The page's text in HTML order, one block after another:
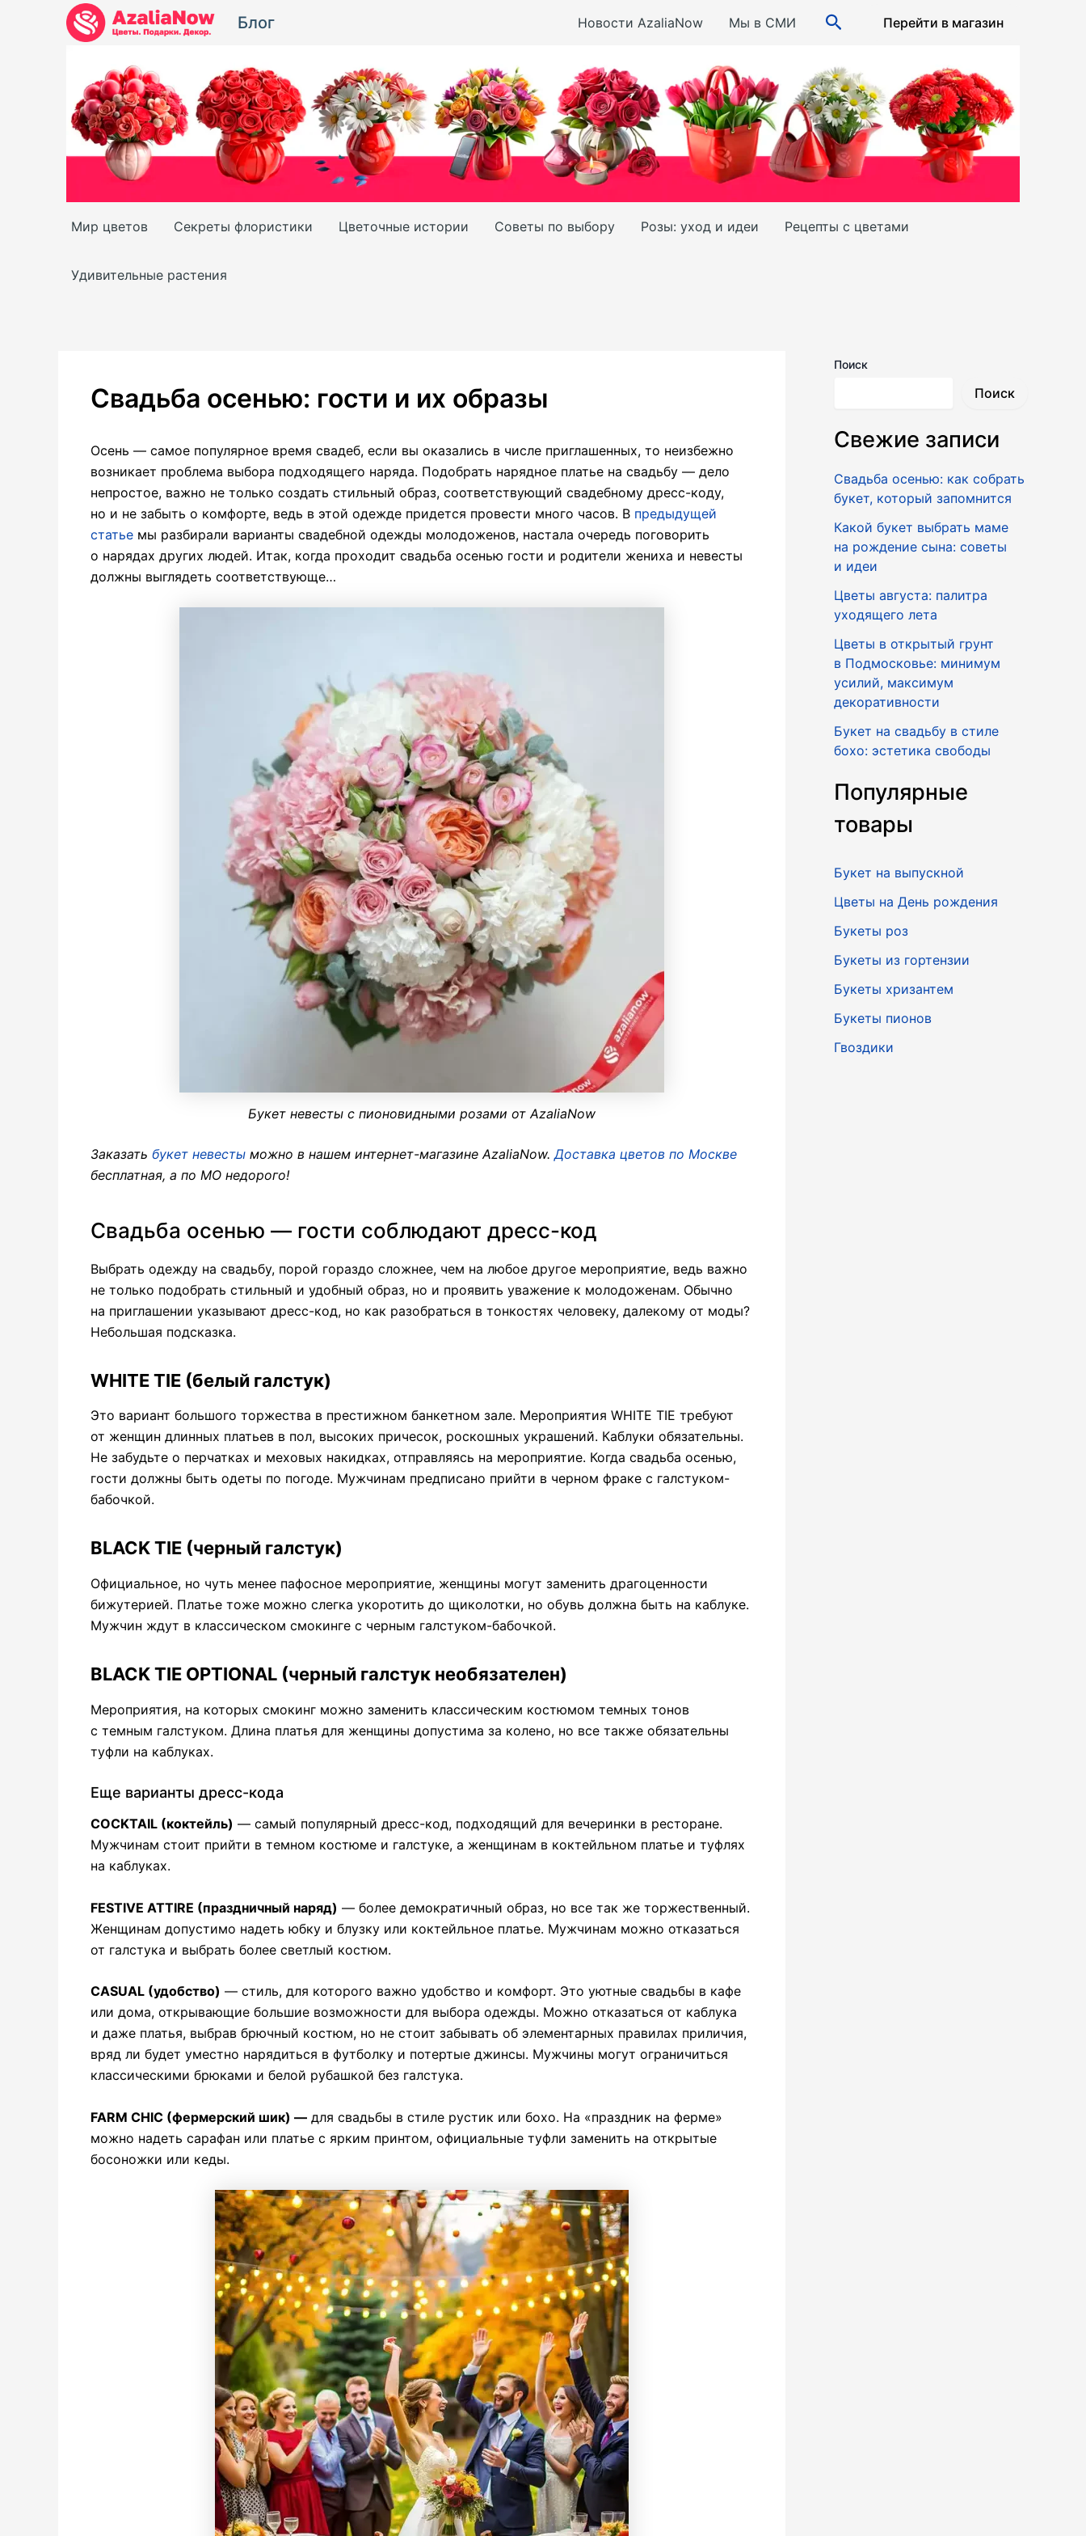
Блог Новости AzaliaNow Мы в СМИ Поиск Перейти в магазин
Мир цветов Секреты флористики Цветочные истории Советы по выбору Розы: уход и идеи Рецепты с цветами
Удивительные растения
Свадьба осенью: гости и их образы
Осень — самое популярное время свадеб, если вы оказались в числе приглашенных, то неизбежно
возникает проблема выбора подходящего наряда. Подобрать нарядное платье на свадьбу — дело
непростое, важно не только создать стильный образ, соответствующий свадебному дресс-коду,
но и не забыть о комфорте, ведь в этой одежде придется провести много часов. В предыдущей
статье мы разбирали варианты свадебной одежды молодоженов, настала очередь поговорить
о нарядах других людей. Итак, когда проходит свадьба осенью гости и родители жениха и невесты
должны выглядеть соответствующе…
Букет невесты с пионовидными розами от AzaliaNow
Заказать букет невесты можно в нашем интернет-магазине AzaliaNow.Доставка цветов по Москве
бесплатная, а по МО недорого!
Свадьба осенью — гости соблюдают дресс-код
Выбрать одежду на свадьбу, порой гораздо сложнее, чем на любое другое мероприятие, ведь важно
не только подобрать стильный и удобный образ, но и проявить уважение к молодоженам. Обычно
на приглашении указывают дресс-код, но как разобраться в тонкостях человеку, далекому от моды?
Небольшая подсказка.
WHITE TIE (белый галстук)
Это вариант большого торжества в престижном банкетном зале. Мероприятия WHITE TIE требуют
от женщин длинных платьев в пол, высоких причесок, роскошных украшений. Каблуки обязательны.
Не забудьте о перчатках и меховых накидках, отправляясь на мероприятие. Когда свадьба осенью,
гости должны быть одеты по погоде. Мужчинам предписано прийти в черном фраке с галстуком-
бабочкой.
BLACK TIE (черный галстук)
Официальное, но чуть менее пафосное мероприятие, женщины могут заменить драгоценности
бижутерией. Платье тоже можно слегка укоротить до щиколотки, но обувь должна быть на каблуке.
Мужчин ждут в классическом смокинге с черным галстуком-бабочкой.
BLACK TIE OPTIONAL (черный галстук необязателен)
Мероприятия, на которых смокинг можно заменить классическим костюмом темных тонов
с темным галстуком. Длина платья для женщины допустима за колено, но все также обязательны
туфли на каблуках.
Еще варианты дресс-кода
COCKTAIL (коктейль) — самый популярный дресс-код, подходящий для вечеринки в ресторане.
Мужчинам стоит прийти в темном костюме и галстуке, а женщинам в коктейльном платье и туфлях
на каблуках.
FESTIVE ATTIRE (праздничный наряд) — более демократичный образ, но все так же торжественный.
Женщинам допустимо надеть юбку и блузку или коктейльное платье. Мужчинам можно отказаться
от галстука и выбрать более светлый костюм.
CASUAL (удобство) — стиль, для которого важно удобство и комфорт. Это уютные свадьбы в кафе
или дома, открывающие большие возможности для выбора одежды. Можно отказаться от каблука
и даже платья, выбрав брючный костюм, но не стоит забывать об элементарных правилах приличия,
вряд ли будет уместно нарядиться в футболку и потертые джинсы. Мужчины могут ограничиться
классическими брюками и белой рубашкой без галстука.
FARM CHIC (фермерский шик) — для свадьбы в стиле рустик или бохо. На «праздник на ферме»
можно надеть сарафан или платье с ярким принтом, официальные туфли заменить на открытые
босоножки или кеды.
Поиск
Поиск
Свежие записи
Свадьба осенью: как собрать
букет, который запомнится
Какой букет выбрать маме
на рождение сына: советы
и идеи
Цветы августа: палитра
уходящего лета
Цветы в открытый грунт
в Подмосковье: минимум
усилий, максимум
декоративности
Букет на свадьбу в стиле
бохо: эстетика свободы
Популярные
товары
Букет на выпускной
Цветы на День рождения
Букеты роз
Букеты из гортензии
Букеты хризантем
Букеты пионов
Гвоздики